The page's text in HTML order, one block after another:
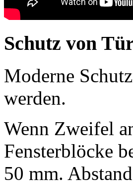
Schutz von
Moderne
werden.
Wenn Zweifel
Fensterblöcke
50 mm.